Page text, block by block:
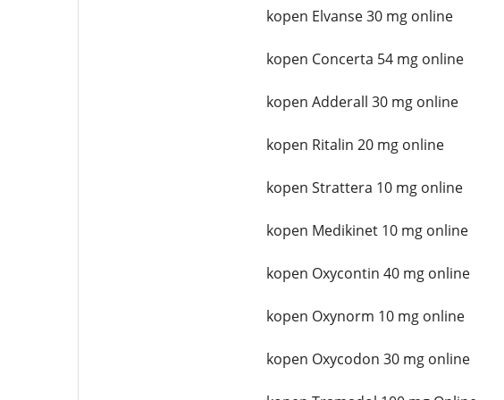
kopen Elvanse 30 mg online
kopen Concerta 54 mg online
kopen Adderall 30 mg online
kopen Ritalin 20 mg online
kopen Strattera 10 mg online
kopen Medikinet 10 mg online
kopen Oxycontin 40 mg online
kopen Oxynorm 10 mg online
kopen Oxycodon 30 mg online